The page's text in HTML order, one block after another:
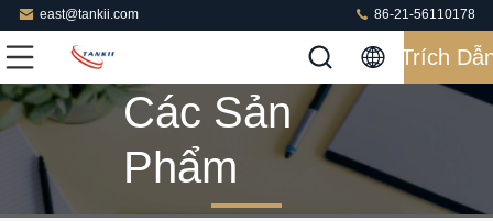
east@tankii.com 86-21-56110178
Trích
Các Sản
Phẩm